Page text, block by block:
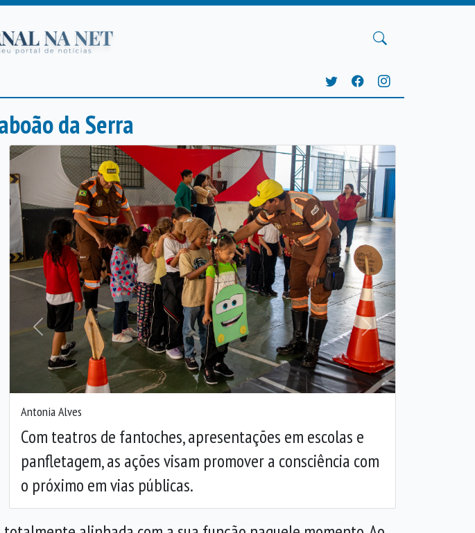
da Serra
Antonia Alves
Com teatros de fantoches, apresentações em escolas e
panfletagem, as ações visam promover a consciência com
o próximo em vias públicas.
Anterior Próxima